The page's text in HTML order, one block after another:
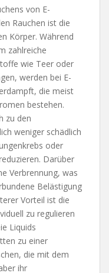
von E-
Rauchen ist die
Körper. Während
zahlreiche
wie Teer oder
werden bei E-
die meist
bestehen.
zu den
weniger schädlich
oder
Darüber
Verbrennung, was
Belästigung
Vorteil ist die
zu regulieren
Liquids
zu einer
die mit dem
ihr